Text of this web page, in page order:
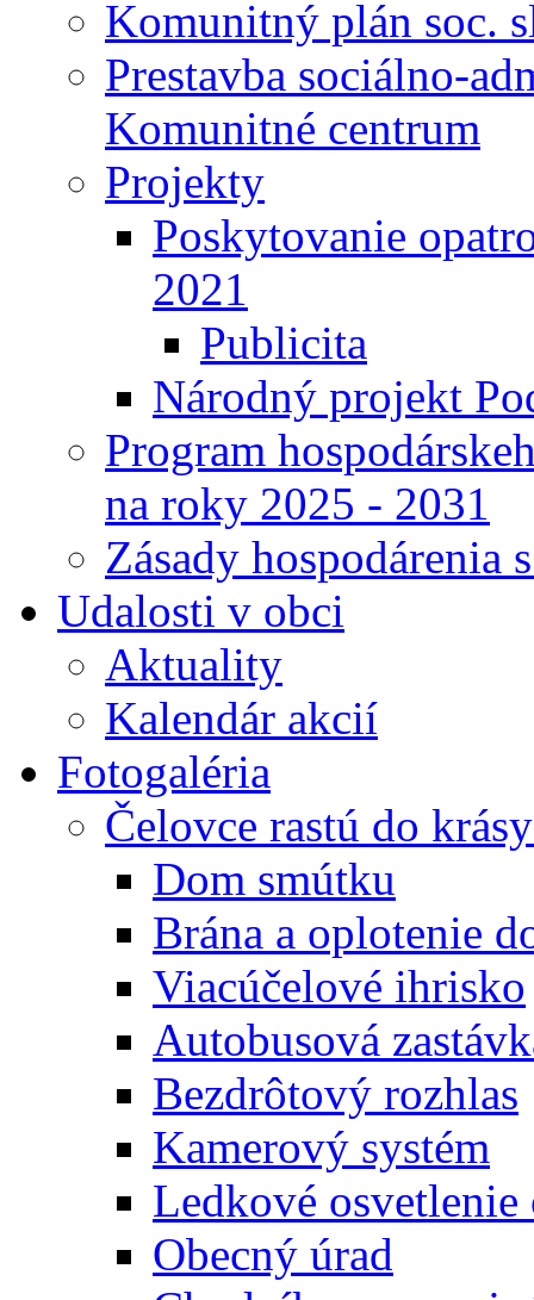
Komunitný plán soc.
Prestavba sociálno-
Komunitné centrum
Projekty
Poskytovanie
2021
Publicita
Národný projekt
Program
na roky 2025 - 2031
Zásady hospodárenia
Udalosti v obci
Aktuality
Kalendár akcií
Fotogaléria
Čelovce rastú do
Dom smútku
Brána a oplotenie
Viacúčelové ihrisko
Autobusová
Bezdrôtový rozhlas
Kamerový systém
Ledkové osvetlenie
Obecný úrad